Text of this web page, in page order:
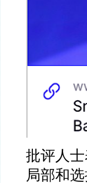
批评人
局部和